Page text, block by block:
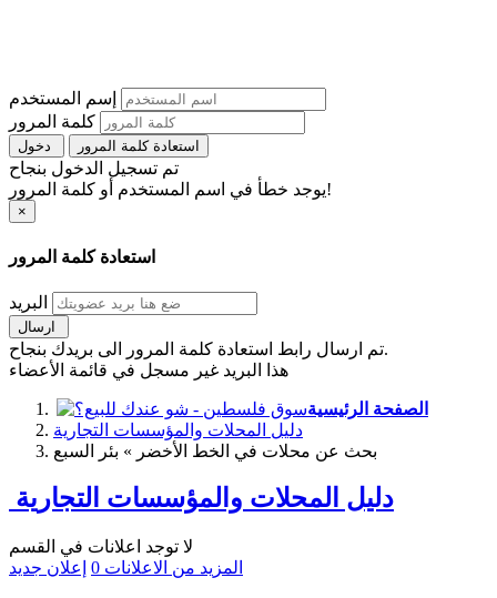
إسم المستخدم
كلمة المرور
استعادة كلمة المرور
تم تسجيل الدخول بنجاح
يوجد خطأ في اسم المستخدم أو كلمة المرور!
×
استعادة كلمة المرور
البريد
تم ارسال رابط استعادة كلمة المرور الى بريدك بنجاح.
هذا البريد غير مسجل في قائمة الأعضاء
الصفحة الرئيسية
دليل المحلات والمؤسسات التجارية
بحث عن محلات في الخط الأخضر » بئر السبع
دليل المحلات والمؤسسات التجارية
لا توجد اعلانات في القسم
المزيد من الاعلانات 0 إعلان جديد